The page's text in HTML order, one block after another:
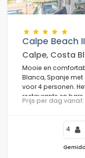
Calpe Beach
Calpe, Costa
Mooie en
Blanca, Spanje
voor 4 personen.
restaurants en
25 m van Playa de
Prijs per dag vanaf:
4